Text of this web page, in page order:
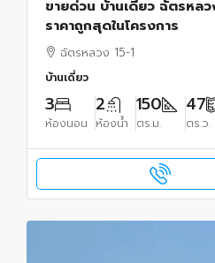
ขายด่วน บ้านเดี่ยว ฉัตรหล
ราคาถูกสุดในโครงการ
ฉัตรหลวง 15-1
บ้านเดี่ยว
3
ห้องนอน
2
ห้องน้ำ
150
ตร.ม.
47
ตร.ว.